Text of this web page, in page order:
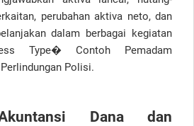
perubahan aktiva neto, dan
dalam berbagai kegiatan
Type� Contoh Pemadam
Polisi.
Dana dan